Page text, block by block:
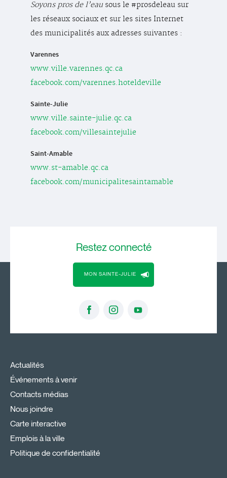
Soyons pros de l’eausous le #prosdeleau sur
les réseaux sociaux et sur les sites Internet
des municipalités aux adresses suivantes :
Varennes
www.ville.varennes.qc.ca
facebook.com/varennes.hoteldeville
Sainte-Julie
www.ville.sainte-julie.qc.ca
facebook.com/villesaintejulie
Saint-Amable
www.st-amable.qc.ca
facebook.com/municipalitesaintamable
Restezconnecté
MON SAINTE-JULIE
Actualités
Événements à venir
Contacts médias
Nous joindre
Carte interactive
Emplois à la ville
Politique de confidentialité